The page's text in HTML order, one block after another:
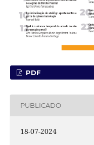
PDF
PUBLICADO
18-07-2024